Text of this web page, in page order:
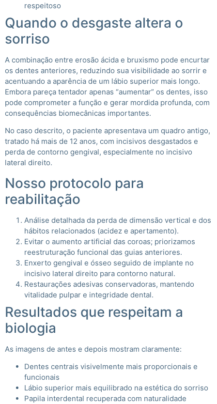
respeitoso
Quando o desgaste altera o
sorriso
A combinação entre erosão ácida e bruxismo pode encurtar
os dentes anteriores, reduzindo sua visibilidade ao sorrir e
acentuando a aparência de um lábio superior mais longo.
Embora pareça tentador apenas “aumentar” os dentes, isso
pode comprometer a função e gerar mordida profunda, com
consequências biomecânicas importantes.
No caso descrito, o paciente apresentava um quadro antigo,
tratado há mais de 12 anos, com incisivos desgastados e
perda de contorno gengival, especialmente no incisivo
lateral direito.
Nosso protocolo para
reabilitação
Análise detalhada da perda de dimensão vertical e dos
hábitos relacionados (acidez e apertamento).
Evitar o aumento artificial das coroas; priorizamos
reestruturação funcional das guias anteriores.
Enxerto gengival e ósseo seguido de implante no
incisivo lateral direito para contorno natural.
Restaurações adesivas conservadoras, mantendo
vitalidade pulpar e integridade dental.
Resultados que respeitam a
biologia
As imagens de antes e depois mostram claramente:
Dentes centrais visivelmente mais proporcionais e
funcionais
Lábio superior mais equilibrado na estética do sorriso
Papila interdental recuperada com naturalidade